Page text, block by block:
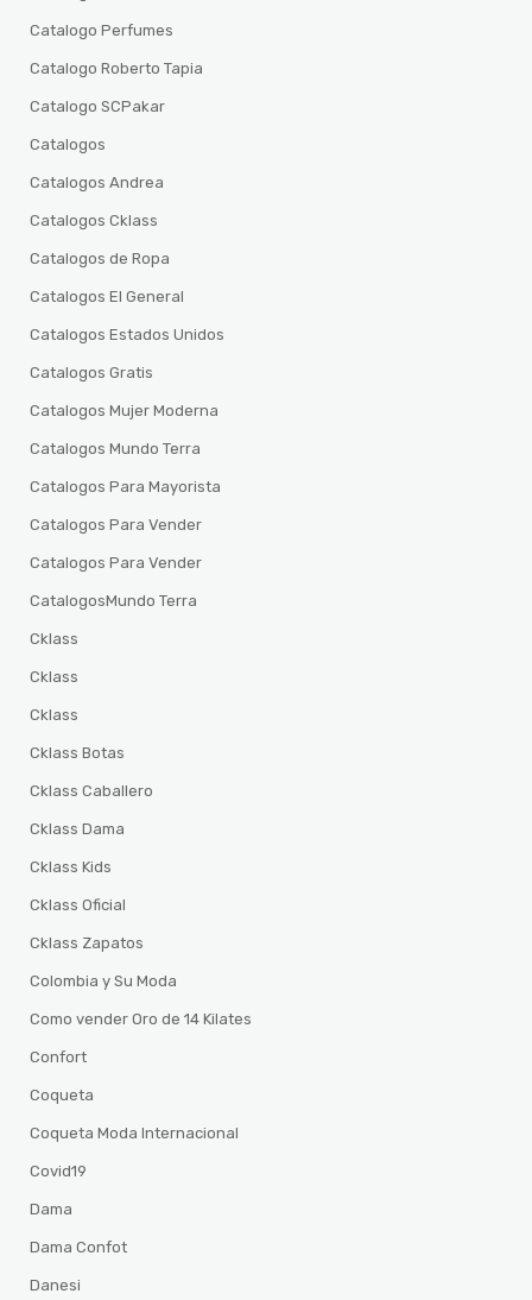
Catalogo Perfumes
Catalogo Roberto Tapia
Catalogo SCPakar
Catalogos
Catalogos Andrea
Catalogos Cklass
Catalogos de Ropa
Catalogos El General
Catalogos Estados Unidos
Catalogos Gratis
Catalogos Mujer Moderna
Catalogos Mundo Terra
Catalogos Para Mayorista
Catalogos Para Vender
Catalogos Para Vender
CatalogosMundo Terra
Cklass
Cklass
Cklass
Cklass Botas
Cklass Caballero
Cklass Dama
Cklass Kids
Cklass Oficial
Cklass Zapatos
Colombia y Su Moda
Como vender Oro de 14 Kilates
Confort
Coqueta
Coqueta Moda Internacional
Covid19
Dama
Dama Confot
Danesi